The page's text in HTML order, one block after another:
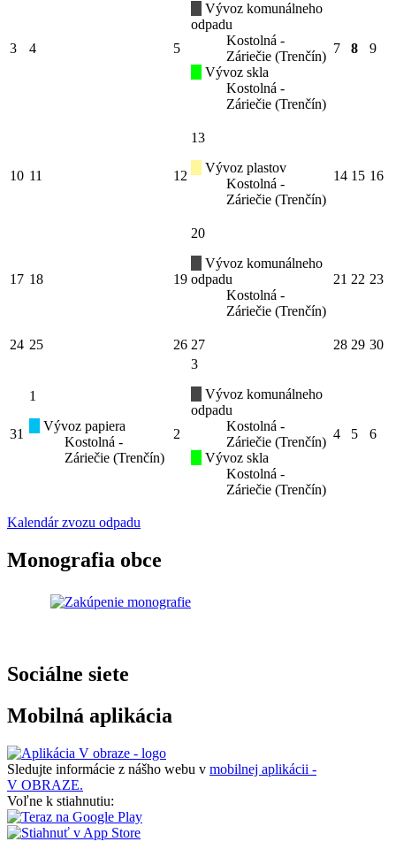
3 4 5
Vývoz komunálneho
odpadu
Kostolná -
Záriečie (Trenčín)
Vývoz skla
Kostolná -
Záriečie (Trenčín)
7 8 9
10 11 12
13
Vývoz plastov
Kostolná -
Záriečie (Trenčín)
14 15 16
17 18 19
20
Vývoz komunálneho
odpadu
Kostolná -
Záriečie (Trenčín)
21 22 23
24 25 26 27 28 29 30
31
1
Vývoz papiera
Kostolná -
Záriečie (Trenčín)
2
3
Vývoz komunálneho
odpadu
Kostolná -
Záriečie (Trenčín)
Vývoz skla
Kostolná -
Záriečie (Trenčín)
4 5 6
Kalendár zvozu odpadu
Monografia obce
Sociálne siete
Mobilná aplikácia
Sledujte informácie z nášho webu v mobilnej aplikácii -
V OBRAZE.
Voľne k stiahnutiu: